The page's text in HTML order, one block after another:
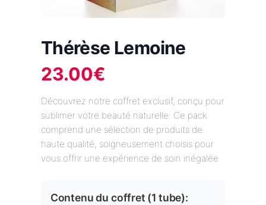
Thérèse Lemoine
23.00€
Découvrez notre coffret exclusif, conçu pour
sublimer votre beauté naturelle. Ce pack
comprend une sélection de produits de
haute qualité, soigneusement choisis pour
vous offrir une expérience de soin inégalée.
Contenu du coffret (1 tube):